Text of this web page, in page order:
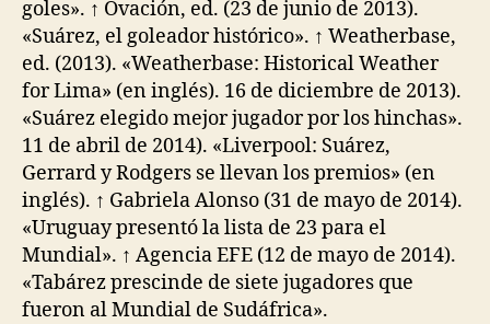
goles». ↑ Ovación, ed. (23 de junio de 2013).
«Suárez, el goleador histórico». ↑ Weatherbase,
ed. (2013). «Weatherbase: Historical Weather
for Lima» (en inglés). 16 de diciembre de 2013).
«Suárez elegido mejor jugador por los hinchas».
11 de abril de 2014). «Liverpool: Suárez,
Gerrard y Rodgers se llevan los premios» (en
inglés). ↑ Gabriela Alonso (31 de mayo de 2014).
«Uruguay presentó la lista de 23 para el
Mundial». ↑ Agencia EFE (12 de mayo de 2014).
«Tabárez prescinde de siete jugadores que
fueron al Mundial de Sudáfrica».